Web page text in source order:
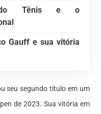
do Tênis e o
Gauff e sua vitória
seu segundo título em um
de 2023. Sua vitória em